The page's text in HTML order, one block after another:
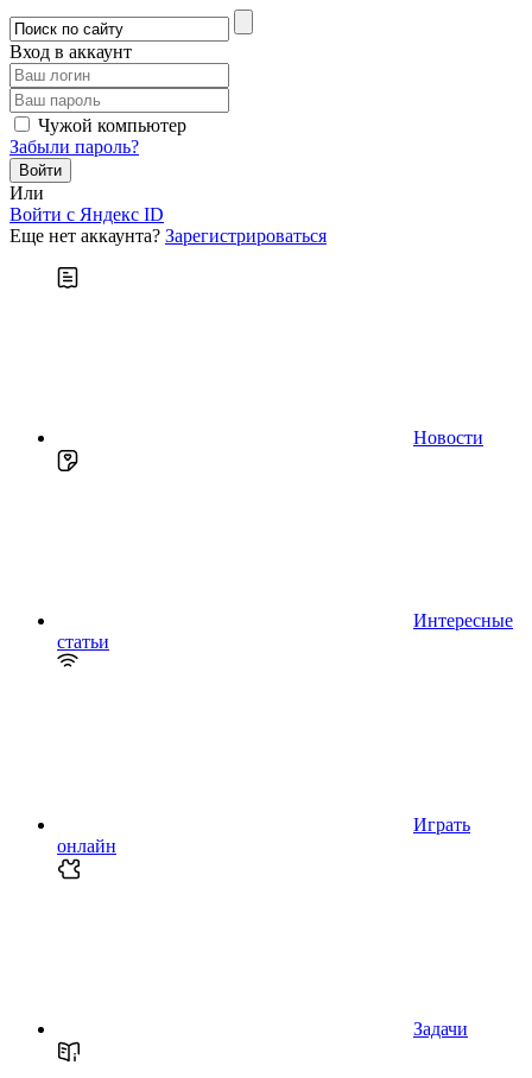
Вход в аккаунт
Чужой компьютер
Забыли пароль?
Или
Войти c Яндекс ID
Еще нет аккаунта? Зарегистрироваться
Новости
Интересные
статьи
Играть
онлайн
Задачи